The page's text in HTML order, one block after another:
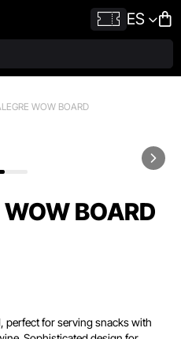
ES
WOW BOARD
BOARD
perfect for serving snacks with